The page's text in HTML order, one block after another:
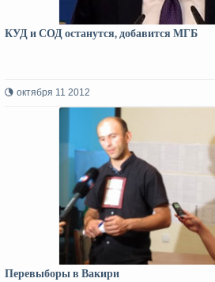
КУД и СОД останутся, добавится МГБ
октября 11 2012
Перевыборы в Вакири